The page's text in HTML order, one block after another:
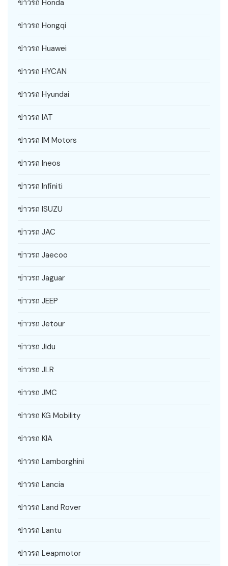
ข่าวรถ Honda
ข่าวรถ Hongqi
ข่าวรถ Huawei
ข่าวรถ HYCAN
ข่าวรถ Hyundai
ข่าวรถ IAT
ข่าวรถ IM Motors
ข่าวรถ Ineos
ข่าวรถ Infiniti
ข่าวรถ ISUZU
ข่าวรถ JAC
ข่าวรถ Jaecoo
ข่าวรถ Jaguar
ข่าวรถ JEEP
ข่าวรถ Jetour
ข่าวรถ Jidu
ข่าวรถ JLR
ข่าวรถ JMC
ข่าวรถ KG Mobility
ข่าวรถ KIA
ข่าวรถ Lamborghini
ข่าวรถ Lancia
ข่าวรถ Land Rover
ข่าวรถ Lantu
ข่าวรถ Leapmotor